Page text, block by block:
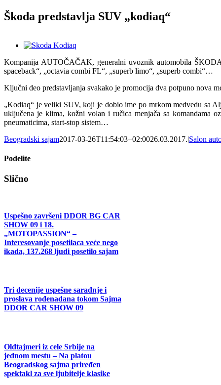
Škoda predstavlja SUV „kodiaq“
View
Image
Kompanija AUTOČAČAK, generalni uvoznik automobila
spaceback“, „octavia combi FL“, „superb limo“, „superb combi“…
Ključni deo predstavljanja svakako je promocija dva potpuno nova
„Kodiaq“ je veliki SUV, koji je dobio ime po mrkom medvedu sa
uključena je klima, kožni volan i ručica menjača sa komandama
pneumaticima, start-stop sistem…
Beogradski sajam2017-03-26T11:54:03+02:0026.03.2017.|Salon
Podelite
Facebook
X
Tumblr
Pinterest
Email
Slično
Uspešno završeni DDOR BG CAR
SHOW 09 i 18.
„MOTOPASSION“ –
Interesovanje posetilaca veće nego
ikada, 137.268 ljudi posetilo sajam
Tri decenije uspešne saradnje i
proslava rođenadana tokom Sajma
DDOR CAR SHOW 09
Oldtajmeri iz cele Srbije na
jednom mestu – Na platou
Beogradskog sajma priređen
spektakl za sve ljubitelje klasike